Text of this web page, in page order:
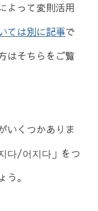
よって変則活用
ては別に記事で
はそちらをご覧
いくつかありま
다/어지다」をつ
。